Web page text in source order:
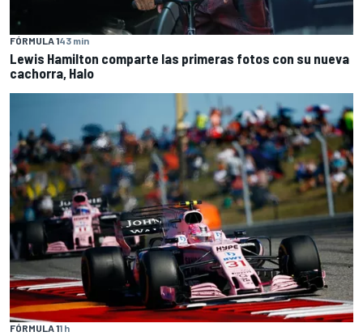
FÓRMULA 143 min
Lewis Hamilton comparte las primeras fotos con su nueva
cachorra, Halo
FÓRMULA 11 h